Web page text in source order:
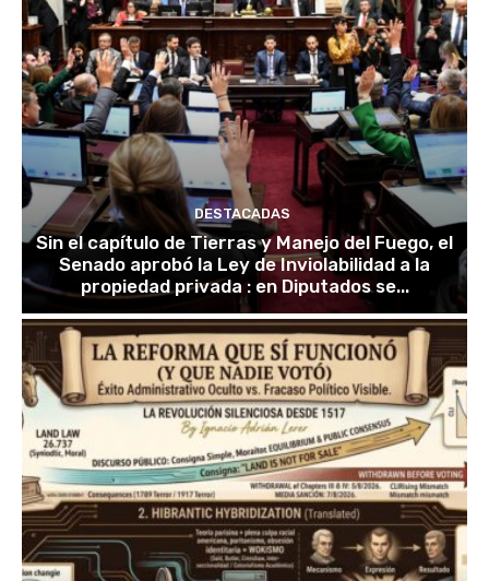
DESTACADAS
Sin el capítulo de Tierras y Manejo del Fuego, el
Senado aprobó la Ley de Inviolabilidad a la
propiedad privada : en Diputados se...